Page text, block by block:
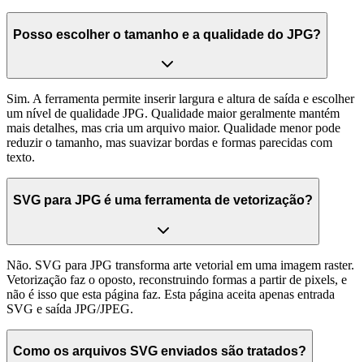
Posso escolher o tamanho e a qualidade do JPG?
Sim. A ferramenta permite inserir largura e altura de saída e escolher
um nível de qualidade JPG. Qualidade maior geralmente mantém
mais detalhes, mas cria um arquivo maior. Qualidade menor pode
reduzir o tamanho, mas suavizar bordas e formas parecidas com
texto.
SVG para JPG é uma ferramenta de vetorização?
Não. SVG para JPG transforma arte vetorial em uma imagem raster.
Vetorização faz o oposto, reconstruindo formas a partir de pixels, e
não é isso que esta página faz. Esta página aceita apenas entrada
SVG e saída JPG/JPEG.
Como os arquivos SVG enviados são tratados?